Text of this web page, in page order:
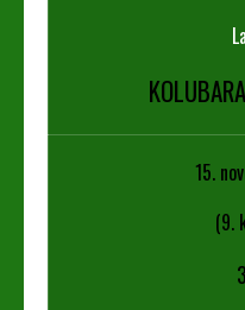
15.
(9.